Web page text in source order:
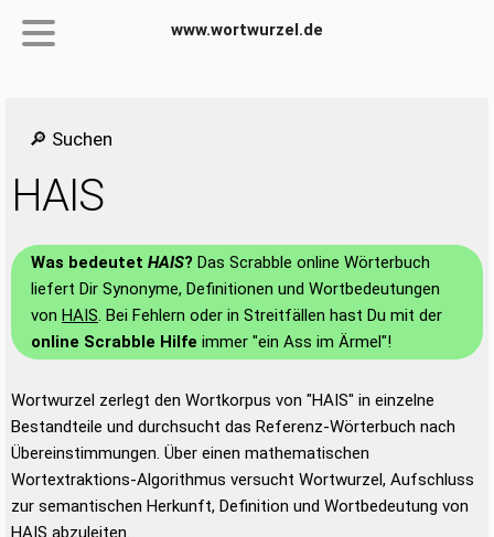
www.wortwurzel.de
🔎 Suchen
HAIS
Was bedeutet HAIS? Das Scrabble online Wörterbuch
liefert Dir Synonyme, Definitionen und Wortbedeutungen
von HAIS. Bei Fehlern oder in Streitfällen hast Du mit der
online Scrabble Hilfe immer "ein Ass im Ärmel"!
Wortwurzel zerlegt den Wortkorpus von "HAIS" in einzelne
Bestandteile und durchsucht das Referenz-Wörterbuch nach
Übereinstimmungen. Über einen mathematischen
Wortextraktions-Algorithmus versucht Wortwurzel, Aufschluss
zur semantischen Herkunft, Definition und Wortbedeutung von
HAIS abzuleiten.